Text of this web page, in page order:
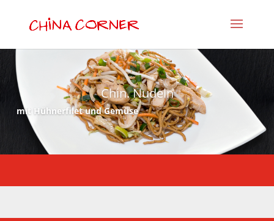
Chin. Nudeln
mit Hühnerfilet und Gemüse